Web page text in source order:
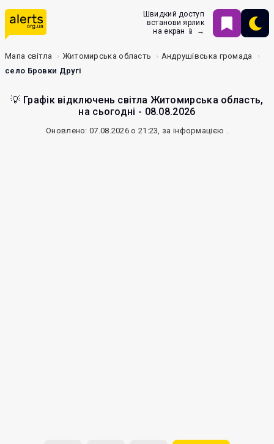
Швидкий доступ
встанови ярлик
на екран 📱 →
Мапа світла Житомирська область
Андрушівська громада
село Бровки Другі
💡 Графік відключень світла Житомирська область,
на сьогодні - 08.08.2026
Оновлено: 07.08.2026 о 21:23, за інформацією .